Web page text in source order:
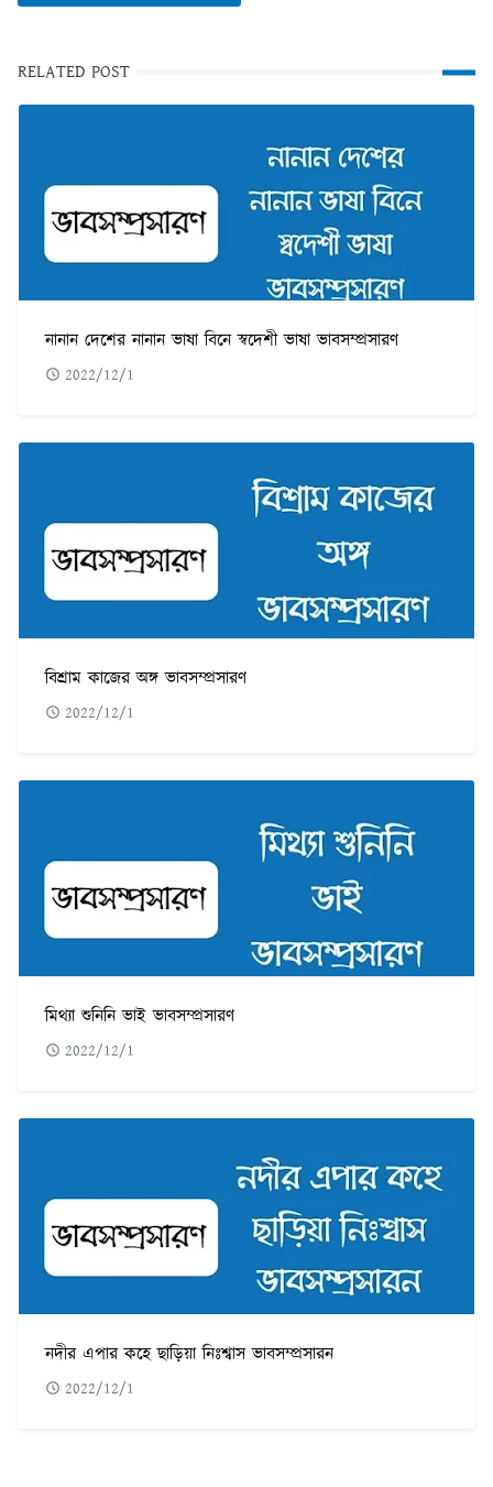
RELATED POST
নানান দেশের নানান ভাষা বিনে স্বদেশী ভাষা ভাবসম্প্রসারণ
2022/12/1
বিশ্রাম কাজের অঙ্গ ভাবসম্প্রসারণ
2022/12/1
মিথ্যা শুনিনি ভাই ভাবসম্প্রসারণ
2022/12/1
নদীর এপার কহে ছাড়িয়া নিঃশ্বাস ভাবসম্প্রসারন
2022/12/1